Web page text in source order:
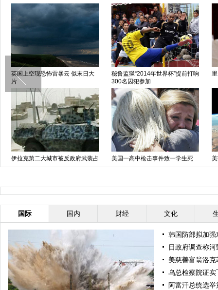
英国上空现恐怖雷暴云 似末日大
片
秘鲁监狱“2014年世界杯”提前打响
300名囚犯参加
伊拉克第二大城市被反政府武装占
领
美国一高中枪击事件致一学生死
枪手丧生
国际 国内 财经 文化
韩国防部拟加
日政府调查称
美慈善富翁洛
乌总检察院证
阿富汗总统选